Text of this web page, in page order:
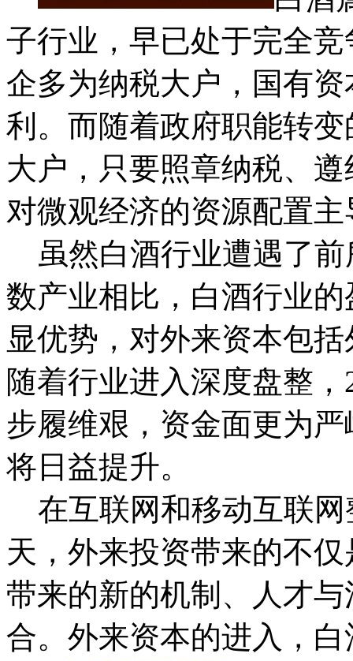
子行业，早已处于完全
企多为纳税大户，国有
利。而随着政府职能转
大户，只要照章纳税、
对微观经济的资源配置
虽然白酒行业遭遇了前
数产业相比，白酒行业
显优势，对外来资本包
随着行业进入深度盘整
步履维艰，资金面更为
将日益提升。
在互联网和移动互联网
天，外来投资带来的不
带来的新的机制、人才
合。外来资本的进入，